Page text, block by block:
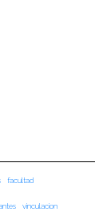
facultad
vinculacion